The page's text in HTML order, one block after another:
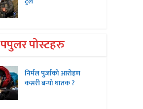
पपुलर पोस्टहरु
निर्मल पुर्जाको आरोहण
कसरी बन्यो घातक ?